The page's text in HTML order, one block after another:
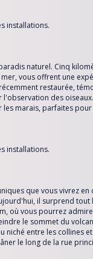
installations.
naturel. Cinq
vous offrent une
restaurée,
des
marais, parfaites
installations.
que vous vivrez en
il surprend tout
où vous pourrez
le sommet du
niché entre les collines
le long de la rue